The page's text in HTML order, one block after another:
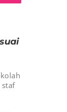
staf